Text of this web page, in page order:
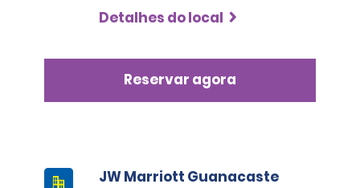
Detalhes do local
Reservar agora
JW Marriott Guanacaste